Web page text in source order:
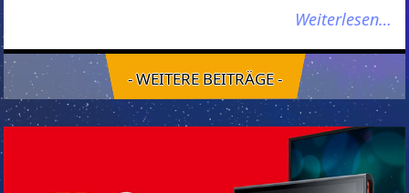
Weiterlesen…
- WEITERE BEITRÄGE -